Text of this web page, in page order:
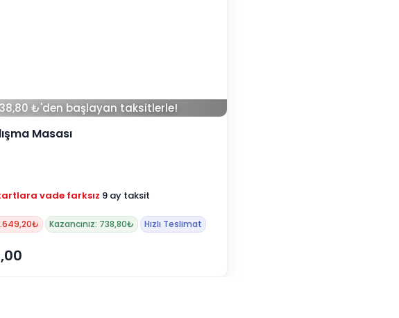
₺'den başlayan taksitlerle!
Masası
vade farksız 9 ay taksit
Kazancınız: 738,80₺ Hızlı Teslimat